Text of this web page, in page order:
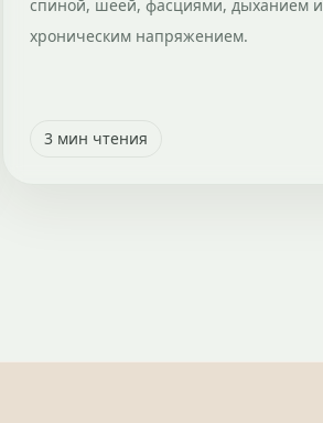
спиной, шеей, фасциями, дыханием и
хроническим напряжением.
3 мин чтения